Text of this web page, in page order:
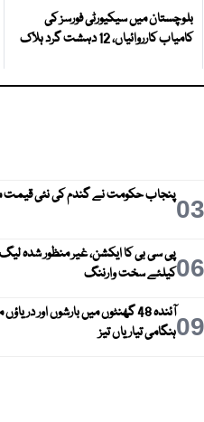
بلوچستان میں سیکیورٹی فورسز کی
کامیاب کارروائیاں، 12 دہشت گرد ہلاک
03پنجاب حکومت نے گندم کی نئی قیمت
06پی سی بی کا ایکشن، غیر منظور شدہ
کیلئے سخت وارننگ
09
آئندہ 48 گھنٹوں میں بارشوں اور
ہنگامی تیاریاں تیز